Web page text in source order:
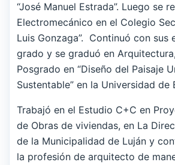
“José Manuel Estrada”. Luego se
Electromecánico en el Colegio
Luis Gonzaga”. Continuó con sus
grado y se graduó en
Posgrado en “Diseño del Paisaje
Sustentable” en la Universidad de
Trabajó en el Estudio C+C en
de Obras de viviendas, en La
de la Municipalidad de Luján y
la profesión de arquitecto de